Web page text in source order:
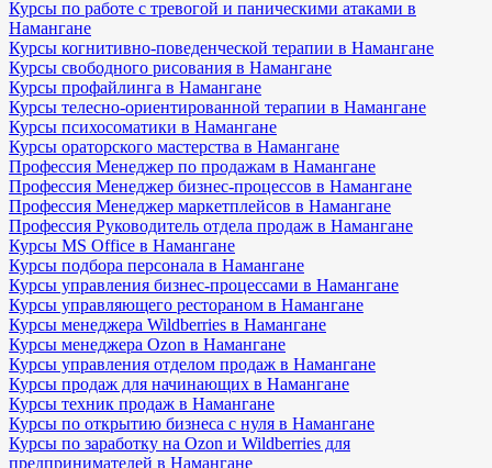
Курсы по работе с тревогой и паническими атаками в
Намангане
Курсы когнитивно-поведенческой терапии в Намангане
Курсы свободного рисования в Намангане
Курсы профайлинга в Намангане
Курсы телесно-ориентированной терапии в Намангане
Курсы психосоматики в Намангане
Курсы ораторского мастерства в Намангане
Профессия Менеджер по продажам в Намангане
Профессия Менеджер бизнес-процессов в Намангане
Профессия Менеджер маркетплейсов в Намангане
Профессия Руководитель отдела продаж в Намангане
Курсы MS Office в Намангане
Курсы подбора персонала в Намангане
Курсы управления бизнес-процессами в Намангане
Курсы управляющего рестораном в Намангане
Курсы менеджера Wildberries в Намангане
Курсы менеджера Ozon в Намангане
Курсы управления отделом продаж в Намангане
Курсы продаж для начинающих в Намангане
Курсы техник продаж в Намангане
Курсы по открытию бизнеса с нуля в Намангане
Курсы по заработку на Ozon и Wildberries для
предпринимателей в Намангане